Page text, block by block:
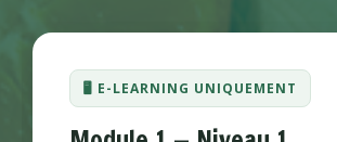
🖥️ E-LEARNING UNIQUEMENT